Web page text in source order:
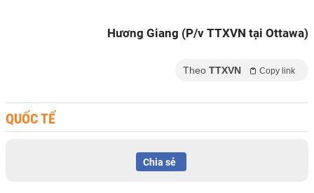
Hương Giang (P/v TTXVN tại Ottawa)
Theo TTXVN Copy link
QUỐC TẾ
Chia sẻ